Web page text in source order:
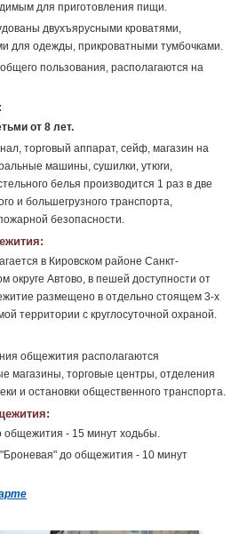
для приготовления пищи.
двухъярусными кроватями,
для одежды, прикроватными тумбочками.
пользования, располагаются на
от 8 лет.
торговый аппарат, сейф, магазин на
машины, сушилки, утюги,
белья производится 1 раз в две
и большегрузного транспорта,
безопасности.
в Кировском районе Санкт-
округе Автово, в пешей доступности от
размещено в отдельно стоящем 3-х
территории с круглосуточной охраной.
общежития располагаются
магазины, торговые центры, отделения
и остановки общественного транспорта.
общежития - 15 минут ходьбы.
до общежития - 10 минут